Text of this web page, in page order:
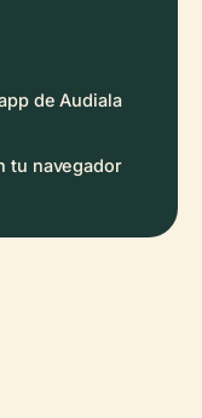
de Audiala
tu navegador